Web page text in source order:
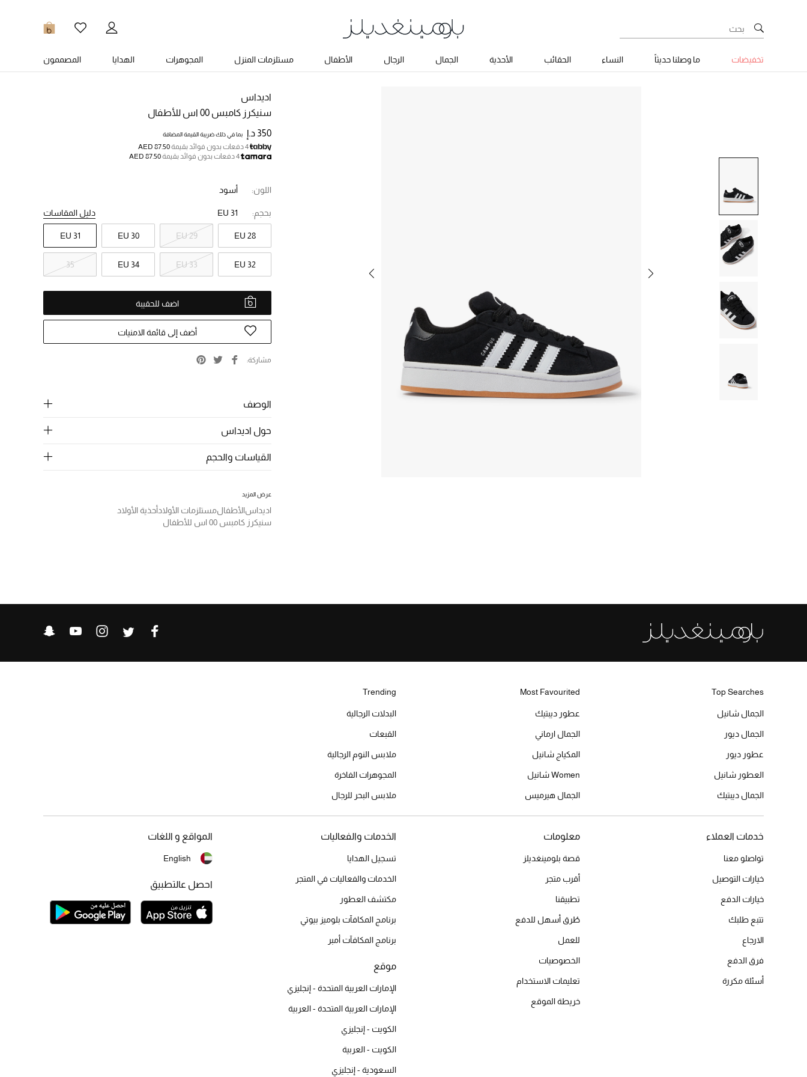
0
تخفيضات ما وصلنا حديثاً النساء الحقائب الأحذية الجمال الرجال الأطفال مستلزمات المنزل المجوهرات الهدايا المصممون
اديداس
سنيكرز كامبس 00 اس للأطفال
350 د.إ
بما في ذلك ضريبة القيمة المضافة
4 دفعات بدون فوائد بقيمة
AED 87.50
4 دفعات بدون فوائد بقيمة
AED 87.50
اللون: أسود
بحجم: EU 31 دليل المقاسات
EU 28
EU 29
EU 30
EU 31
EU 32
EU 33
EU 34
35
اضف للحقيبة
أضف إلى قائمة الامنيات
مشاركة
الوصف
حول اديداس
القياسات والحجم
عرض المزيد
اديداسالأطفالمستلزمات الأولادأحذية الأولاد
سنيكرز كامبس 00 اس للأطفال
Top Searches
الجمال شانيل
الجمال ديور
عطور ديور
العطور شانيل
الجمال ديبتيك
Most Favourited
عطور ديبتيك
الجمال ارماني
المكياج شانيل
Women شانيل
الجمال هيرميس
Trending
البدلات الرجالية
القبعات
ملابس النوم الرجالية
المجوهرات الفاخرة
ملابس البحر للرجال
خدمات العملاء
تواصلو معنا
خيارات التوصيل
خيارات الدفع
تتبع طلبك
الارجاع
فرق الدفع
أسئلة مكررة
معلومات
قصة بلومينغديلز
أقرب متجر
تطبيقنا
طُرق أسهل للدفع
للعمل
الخصوصيات
تعليمات الاستخدام
خريطة الموقع
الخدمات والفعاليات
تسجيل الهدايا
الخدمات والفعاليات في المتجر
مكتشف العطور
برنامج المكافآت بلوميز بيوتي
برنامج المكافآت أمبر
موقع
الإمارات العربية المتحدة - إنجليزي
الإمارات العربية المتحدة - العربية
الكويت - إنجليزي
الكويت - العربية
السعودية - إنجليزي
المواقع و اللغات
English
احصل عالتطبيق